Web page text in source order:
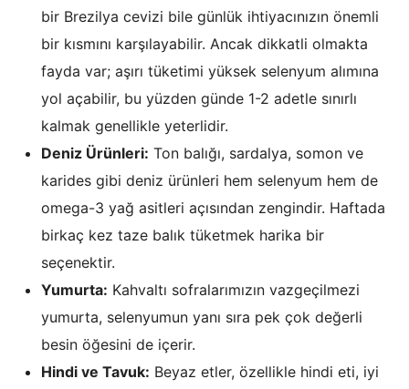
bir Brezilya cevizi bile günlük ihtiyacınızın önemli
bir kısmını karşılayabilir. Ancak dikkatli olmakta
fayda var; aşırı tüketimi yüksek selenyum alımına
yol açabilir, bu yüzden günde 1-2 adetle sınırlı
kalmak genellikle yeterlidir.
Deniz Ürünleri: Ton balığı, sardalya, somon ve
karides gibi deniz ürünleri hem selenyum hem de
omega-3 yağ asitleri açısından zengindir. Haftada
birkaç kez taze balık tüketmek harika bir
seçenektir.
Yumurta: Kahvaltı sofralarımızın vazgeçilmezi
yumurta, selenyumun yanı sıra pek çok değerli
besin öğesini de içerir.
Hindi ve Tavuk: Beyaz etler, özellikle hindi eti, iyi